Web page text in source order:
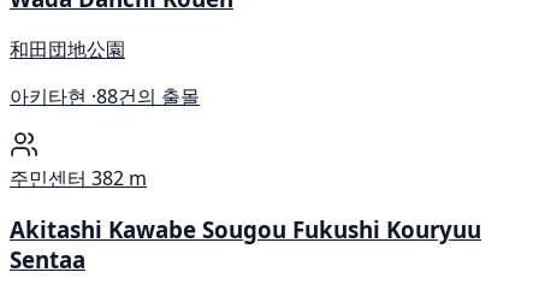
和田団地公園
아키타현 ·88건의 출몰
주민센터 382 m
Akitashi Kawabe Sougou Fukushi Kouryuu
Sentaa